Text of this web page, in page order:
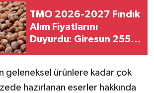
TMO 2026-2027 Fındık
Alım Fiyatlarını
Duyurdu: Giresun 255
geleneksel ürünlere kadar çok
hazırlanan eserler hakkında